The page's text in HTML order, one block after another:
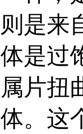
是来
是过
片扭
。这